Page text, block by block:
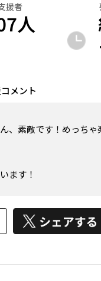
援者
人
メント
、素敵です！めっちゃ
ます！